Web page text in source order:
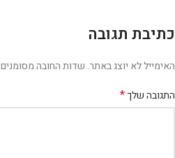
כתיבת תגובה
האימייל לא יוצג באתר. שדות החובה מסומנים
התגובה שלך*